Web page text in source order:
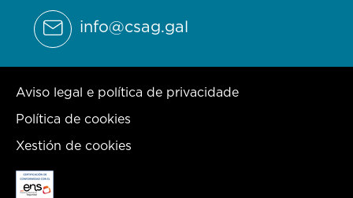
info@csag.gal
Aviso legal e política de privacidade
Política de cookies
Xestión de cookies